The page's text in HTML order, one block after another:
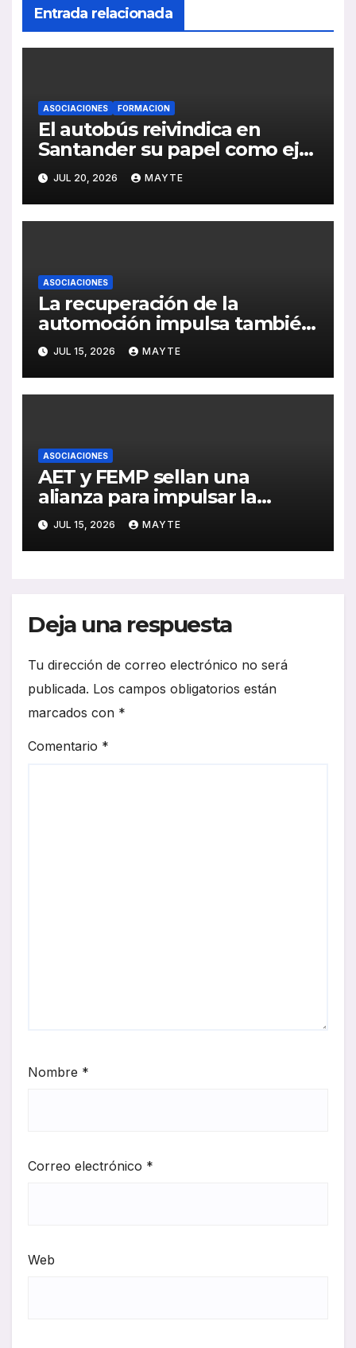
Entrada relacionada
ASOCIACIONES FORMACION
El autobús reivindica en
Santander su papel como eje
de la movilidad sostenible y la
cohesión territorial
JUL 20, 2026 MAYTE
ASOCIACIONES
La recuperación de la
automoción impulsa también
al sector del autocar: récord
de inversión y avance de la
electrificación en 2025
JUL 15, 2026 MAYTE
ASOCIACIONES
AET y FEMP sellan una
alianza para impulsar la
movilidad inteligente en las
ciudades españolas
JUL 15, 2026 MAYTE
Deja una respuesta
Tu dirección de correo electrónico no será
publicada. Los campos obligatorios están
marcados con *
Comentario *
Nombre *
Correo electrónico *
Web